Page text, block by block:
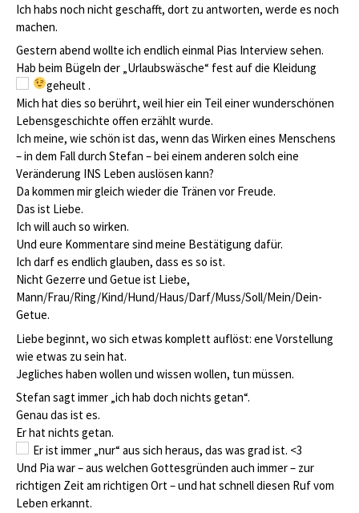
Ich habs noch nicht geschafft, dort zu antworten, werde es noch
machen.
Gestern abend wollte ich endlich einmal Pias Interview sehen.
Hab beim Bügeln der „Urlaubswäsche“ fest auf die Kleidung
geheult.
Mich hat dies so berührt, weil hier ein Teil einer wunderschönen
Lebensgeschichte offen erzählt wurde.
Ich meine, wie schön ist das, wenn das Wirken eines Menschens
– in dem Fall durch Stefan – bei einem anderen solch eine
Veränderung INS Leben auslösen kann?
Da kommen mir gleich wieder die Tränen vor Freude.
Das ist Liebe.
Ich will auch so wirken.
Und eure Kommentare sind meine Bestätigung dafür.
Ich darf es endlich glauben, dass es so ist.
Nicht Gezerre und Getue ist Liebe,
Mann/Frau/Ring/Kind/Hund/Haus/Darf/Muss/Soll/Mein/Dein-
Getue.
Liebe beginnt, wo sich etwas komplett auflöst: ene Vorstellung
wie etwas zu sein hat.
Jegliches haben wollen und wissen wollen, tun müssen.
Stefan sagt immer „ich hab doch nichts getan“.
Genau das ist es.
Er hat nichts getan.
Er ist immer „nur“ aus sich heraus, das was grad ist. <3
Und Pia war – aus welchen Gottesgründen auch immer – zur
richtigen Zeit am richtigen Ort – und hat schnell diesen Ruf vom
Leben erkannt.